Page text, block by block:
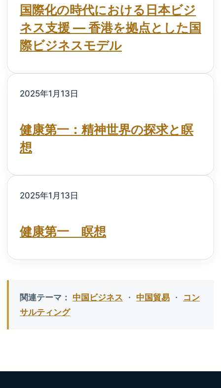
国際化の時代における日本ビジ
ネス支援 ― 香港を拠点とした国
際ビジネスモデル
2025年1月13日
健康第一：精神世界の探求と瞑
想
2025年1月13日
健康第一 瞑想
関連テーマ： 中国ビジネス ・ 中国貿易 ・ コン
サルティング